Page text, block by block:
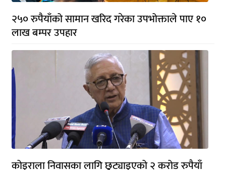
२५० रुपैयाँको सामान खरिद गरेका उपभोक्ताले पाए १०
लाख बम्पर उपहार
कोइराला निवासका लागि छुट्याइएको २ करोड रुपैयाँ